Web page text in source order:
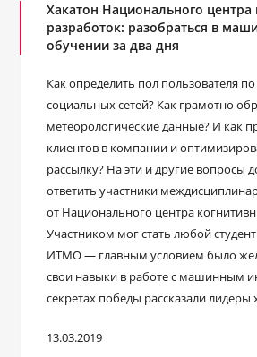
Хакатон Национального центра
разработок: разобраться в
обучении за два дня
Как определить пол пользователя
социальных сетей? Как грамотно
метеорологические данные? И как
клиентов в компании и
рассылку? На эти и другие вопросы
ответить участники
от Национального центра
Участником мог стать любой
ИТМО — главным условием было
свои навыки в работе с машинным
секретах победы рассказали лидеры
13.03.2019